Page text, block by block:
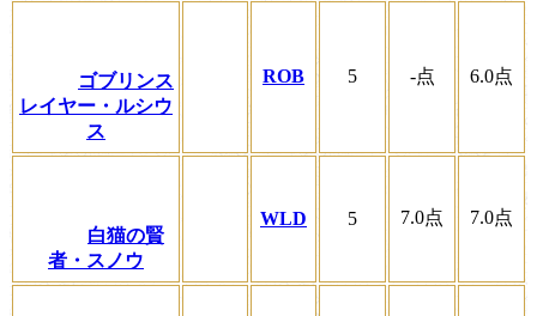
ゴブリンス
レイヤー・ルシウ
ス
ROB 5 -点 6.0点
白猫の賢
者・スノウ
WLD 5 7.0点 7.0点